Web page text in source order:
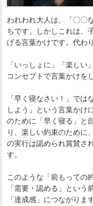
われわれ大人は、「〇〇
ちです。しかしこれは、
げる言葉かけです。代わ
「いっしょに」「楽しい
コンセプトで言葉かけを
「早く寝なさい！」で
しよう」という言葉かけ
のために「早く寝る」と
り、楽しい約束のために
の実行は認められ賞賛さ
す。
このような「前もっての
「需要・認める」とい
「達成感」につながりま